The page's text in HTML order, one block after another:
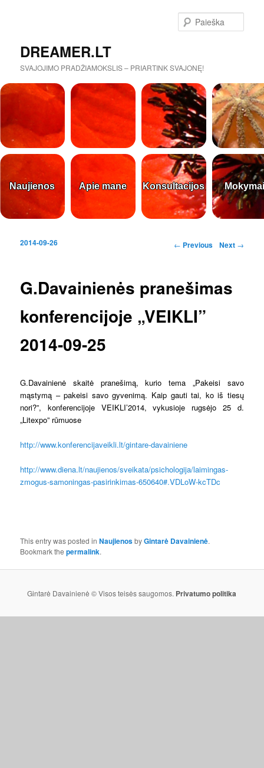
DREAMER.LT
SVAJOJIMO PRADŽIAMOKSLIS – PRIARTINK SVAJONĘ!
Naujienos Apie mane Konsultacijos Mokymai
Post navigation ← Previous Next →
G.Davainienės pranešimas
konferencijoje „VEIKLI”
2014-09-25
2014-09-26
G.Davainienė skaitė pranešimą, kurio tema „Pakeisi savo
mąstymą – pakeisi savo gyvenimą. Kaip gauti tai, ko iš tiesų
nori?”, konferencijoje VEIKLI’2014, vykusioje rugsėjo 25 d.
„Litexpo” rūmuose
http://www.konferencijaveikli.lt/gintare-davainiene
http://www.diena.lt/naujienos/sveikata/psichologija/laimingas-
zmogus-samoningas-pasirinkimas-650640#.VDLoW-kcTDc
This entry was posted inNaujienosbyGintarė Davainienė.
Bookmark thepermalink.
Gintarė Davainienė © Visos teisės saugomos. Privatumo politika